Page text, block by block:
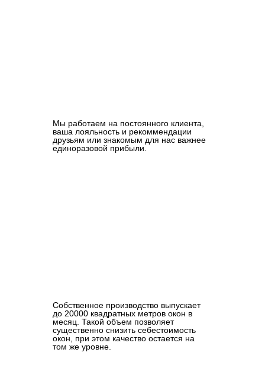
Мы работаем на постоянного клиента,
ваша лояльность и рекоммендации
друзьям или знакомым для нас важнее
единоразовой прибыли.
Собственное производство выпускает
до 20000 квадратных метров окон в
месяц. Такой объем позволяет
существенно снизить себестоимость
окон, при этом качество остается на
том же уровне.